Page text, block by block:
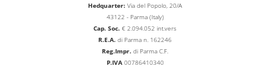
Hedquarter: Via del Popolo, 20/A
43122 - Parma (Italy)
Cap. Soc. € 2.094.052 int.vers
R.E.A. di Parma n. 162246
Reg.Impr. di Parma C.F.
P.IVA00786410340